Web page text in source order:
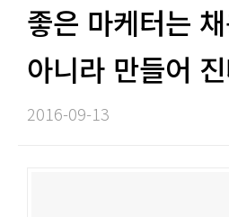
좋은 마케터는
아니라 만들어
2016-09-13​